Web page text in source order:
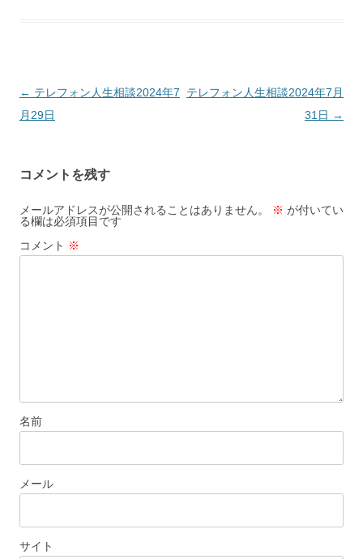
投
稿
ゲ
ー
シ
ョ
← テレフォン人生相談2024年7
月29日
テレフォン人生相談2024年7月
31日 →
コメントを残す
メールアドレスが公開されることはありません。 ※ が付いてい
る欄は必須項目です
コメント ※
名前
メール
サイト